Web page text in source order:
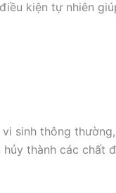
kiện tự nhiên
sinh thông
thành các chất